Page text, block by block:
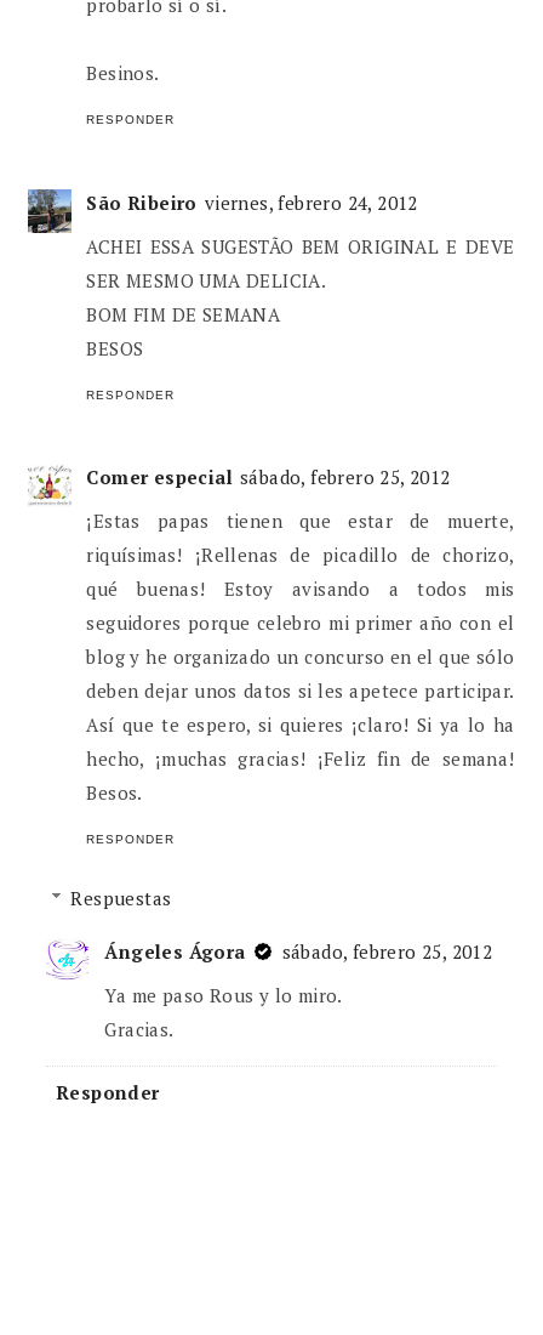
Besinos.
RESPONDER
São Ribeiro viernes, febrero 24, 2012
ACHEI ESSA SUGESTÃO BEM ORIGINAL E DEVE
SER MESMO UMA DELICIA.
BOM FIM DE SEMANA
BESOS
RESPONDER
Comer especial sábado, febrero 25, 2012
¡Estas papas tienen que estar de muerte,
riquísimas! ¡Rellenas de picadillo de chorizo,
qué buenas! Estoy avisando a todos mis
seguidores porque celebro mi primer año con el
blog y he organizado un concurso en el que sólo
deben dejar unos datos si les apetece participar.
Así que te espero, si quieres ¡claro! Si ya lo ha
hecho, ¡muchas gracias! ¡Feliz fin de semana!
Besos.
RESPONDER
Respuestas
Ángeles Ágora
sábado, febrero 25, 2012
Ya me paso Rous y lo miro.
Gracias.
Responder